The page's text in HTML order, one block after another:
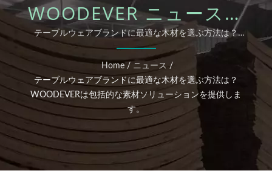
WOODEVER ニュース更
新: テーブルウェアブラ
ンドに最適な木材を選ぶ
方法は？WOODEVERは包
括的な素材ソリューショ
ンを提供します。
テーブルウェアブランドに最適な木材を選ぶ方法は？
WOODEVERは包括的な素材ソリューションを提供します。
Home / ニュース /
テーブルウェアブランドに最適な木材を選ぶ方法は？
WOODEVERは包括的な素材ソリューションを提供しま
す。